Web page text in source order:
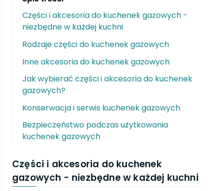
Części i akcesoria do kuchenek gazowych -
niezbędne w każdej kuchni
Rodzaje części do kuchenek gazowych
Inne akcesoria do kuchenek gazowych
Jak wybierać części i akcesoria do kuchenek
gazowych?
Konserwacja i serwis kuchenek gazowych
Bezpieczeństwo podczas użytkowania
kuchenek gazowych
Części i akcesoria do kuchenek
gazowych - niezbędne w każdej kuchni